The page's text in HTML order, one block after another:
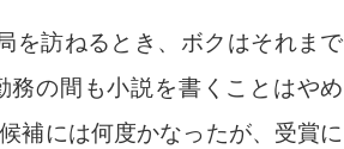
を訪ねるとき、ボクはそれまで
務の間も小説を書くことはやめ
補には何度かなったが、受賞に